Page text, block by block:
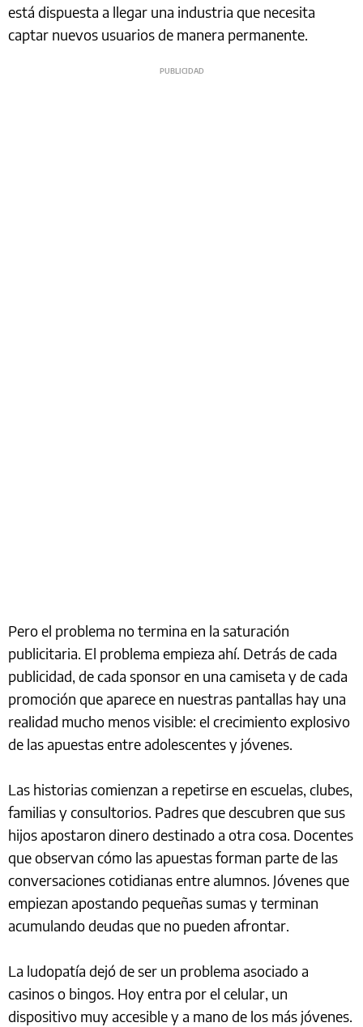
está dispuesta a llegar una industria que necesita
captar nuevos usuarios de manera permanente.
Pero el problema no termina en la saturación
publicitaria. El problema empieza ahí. Detrás de cada
publicidad, de cada sponsor en una camiseta y de cada
promoción que aparece en nuestras pantallas hay una
realidad mucho menos visible: el crecimiento explosivo
de las apuestas entre adolescentes y jóvenes.
Las historias comienzan a repetirse en escuelas, clubes,
familias y consultorios. Padres que descubren que sus
hijos apostaron dinero destinado a otra cosa. Docentes
que observan cómo las apuestas forman parte de las
conversaciones cotidianas entre alumnos. Jóvenes que
empiezan apostando pequeñas sumas y terminan
acumulando deudas que no pueden afrontar.
La ludopatía dejó de ser un problema asociado a
casinos o bingos. Hoy entra por el celular, un
dispositivo muy accesible y a mano de los más jóvenes.